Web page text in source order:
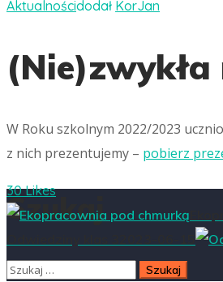
Szukaj
Aktualnościdodał KorJan
W Roku szkolnym 2022/2023
z nich prezentujemy – pobierz
30 Likes